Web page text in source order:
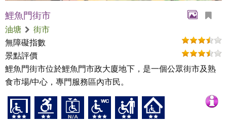
鯉魚門街市
油塘
街市
無障礙指數
景點評價
鯉魚門街市位於鯉魚門市政大廈地下，是一個公眾街市及熟
食市場/中心，專門服務區內市民。